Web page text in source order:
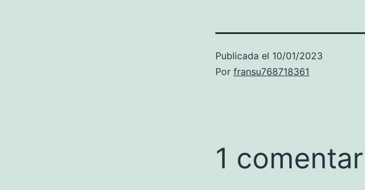
Publicada el 10/01/2023
Por fransu768718361
1